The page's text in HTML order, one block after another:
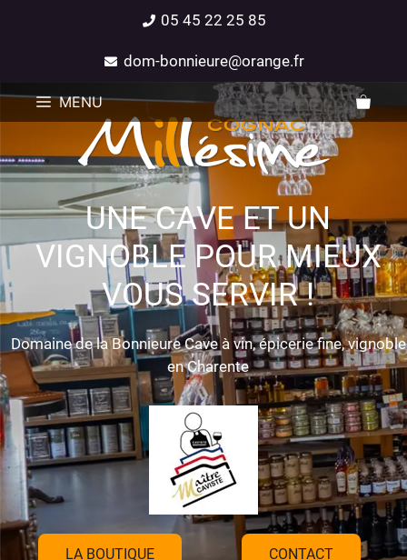
05 45 22 25 85
dom-bonnieure@orange.fr
MENU
UNE CAVE ET UN
VIGNOBLE POUR MIEUX
VOUS SERVIR !
Domaine de la Bonnieure Cave à vin, épicerie fine, vignoble
en Charente
LA BOUTIQUE CONTACT